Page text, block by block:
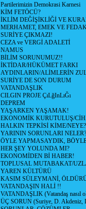
Partilerimizin Demokrasi Karnesi
KİM FETÖCÜ?
İKLİM DEĞİŞİKLİĞİ VE
MERHAMET, EMEK VE
SURİYE ÇIKMAZI!
CEZA ve VERGİ ADALETİ
NAMUS
BİLİM SORUNUMUZ!!
İKTİDAR/HÜKÜMET FARKI
AYDINLARIN/ALİMLERİN
SURİYE DE SON DURUM
VATANDAŞLIK
CILGIN PROJE ÇıLğInLıĞı
DEPREM
YAŞARKEN YAŞAMAK!
EKONOMİK KURUTULUŞ/
HALKIN TEPKİSİ KİME/NEYE?
YARININ SORUNLARI NELER?
ÖYLE YAPMASAYDIK,
HER ŞEY YOLUNDA MI?
EKONOMİDEN Bİ HABER!
TOPLUSAL MUTABAKAT/
YAREN KÜLTÜRÜ
KASIM SÜLEYMANİ,
VATANDAŞIN HALİ !!
VATANDAŞLIK (Vatandaş nasıl
ÜÇ SORUN (Suriye, D. Akdeniz,